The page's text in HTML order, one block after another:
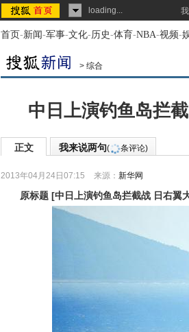
loading...
首页-新闻-军事-文化-历史-体育-NBA-视频-
> 综合
中日上演钓鱼岛拦
正文 我来说两句( 条评论)
2013年04月24日07:15 来源： 新华网
原标题 [中日上演钓鱼岛拦截战 日右翼